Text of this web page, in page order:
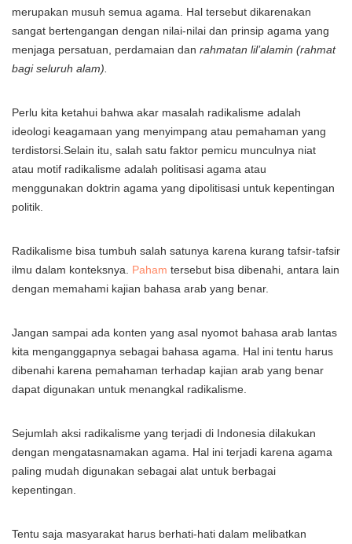
merupakan musuh semua agama. Hal tersebut dikarenakan
sangat bertengangan dengan nilai-nilai dan prinsip agama yang
menjaga persatuan, perdamaian dan rahmatan lil’alamin (rahmat
bagi seluruh alam).
Perlu kita ketahui bahwa akar masalah radikalisme adalah
ideologi keagamaan yang menyimpang atau pemahaman yang
terdistorsi.Selain itu, salah satu faktor pemicu munculnya niat
atau motif radikalisme adalah politisasi agama atau
menggunakan doktrin agama yang dipolitisasi untuk kepentingan
politik.
Radikalisme bisa tumbuh salah satunya karena kurang tafsir-tafsir
ilmu dalam konteksnya. Paham tersebut bisa dibenahi, antara lain
dengan memahami kajian bahasa arab yang benar.
Jangan sampai ada konten yang asal nyomot bahasa arab lantas
kita menganggapnya sebagai bahasa agama. Hal ini tentu harus
dibenahi karena pemahaman terhadap kajian arab yang benar
dapat digunakan untuk menangkal radikalisme.
Sejumlah aksi radikalisme yang terjadi di Indonesia dilakukan
dengan mengatasnamakan agama. Hal ini terjadi karena agama
paling mudah digunakan sebagai alat untuk berbagai
kepentingan.
Tentu saja masyarakat harus berhati-hati dalam melibatkan